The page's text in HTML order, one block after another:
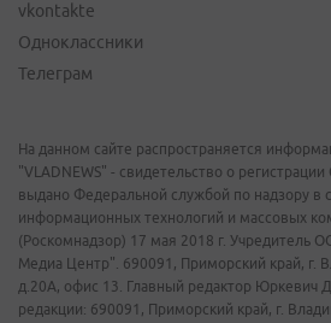
vkontakte
Одноклассники
Телеграм
На данном сайте распространяется
"VLADNEWS" - свидетельство о
выдано Федеральной службой по надзору в
информационных технологий и массовых
(Роскомнадзор) 17 мая 2018 г. Учредитель
Медиа Центр". 690091, Приморский край, г.
д.20А, офис 13. Главный редактор Юркевич
редакции: 690091, Приморский край, г.